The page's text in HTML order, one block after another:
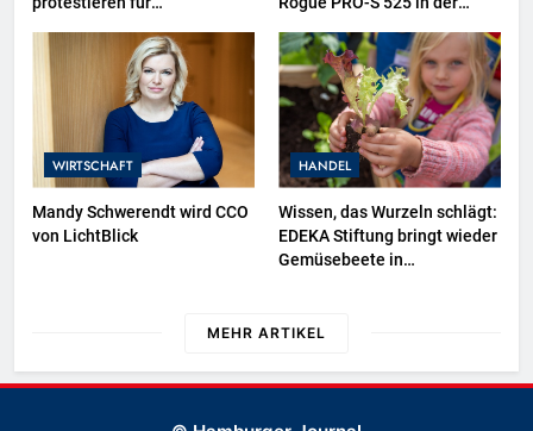
Wiederaufbau der zerstörten
Schutzhülle / Greenpeace-
Report dokumentiert Folgen
des russischen
Drohnenangriffs
WIRTSCHAFT
Mandy Schwerendt wird CCO
von LichtBlick
HANDEL
Wissen, das Wurzeln schlägt:
EDEKA Stiftung bringt wieder
Gemüsebeete in
MEHR ARTIKEL